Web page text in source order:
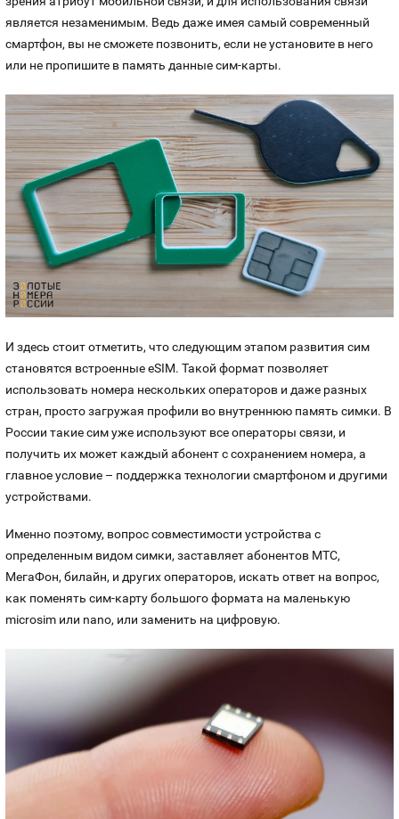
является незаменимым. Ведь даже имея самый современный
смартфон, вы не сможете позвонить, если не установите в него
или не пропишите в память данные сим-карты.
И здесь стоит отметить, что следующим этапом развития сим
становятся встроенные eSIM. Такой формат позволяет
использовать номера нескольких операторов и даже разных
стран, просто загружая профили во внутреннюю память симки. В
России такие сим уже используют все операторы связи, и
получить их может каждый абонент с сохранением номера, а
главное условие – поддержка технологии смартфоном и другими
устройствами.
Именно поэтому, вопрос совместимости устройства с
определенным видом симки, заставляет абонентов МТС,
МегаФон, билайн, и других операторов, искать ответ на вопрос,
как поменять сим-карту большого формата на маленькую
microsim или nano, или заменить на цифровую.